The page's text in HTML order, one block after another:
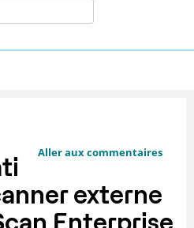
Aller aux commentaires
externe
Enterprise